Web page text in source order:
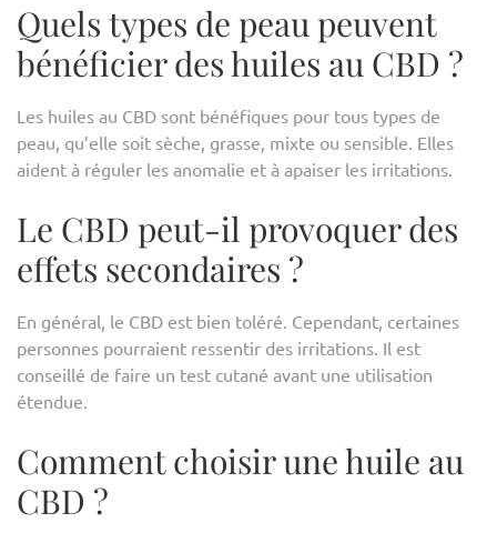
Quels types de peau peuvent
bénéficier des huiles au CBD ?
Les huiles au CBD sont bénéfiques pour tous types de
peau, qu’elle soit sèche, grasse, mixte ou sensible. Elles
aident à réguler les anomalie et à apaiser les irritations.
Le CBD peut-il provoquer des
effets secondaires ?
En général, le CBD est bien toléré. Cependant, certaines
personnes pourraient ressentir des irritations. Il est
conseillé de faire un test cutané avant une utilisation
étendue.
Comment choisir une huile au
CBD ?